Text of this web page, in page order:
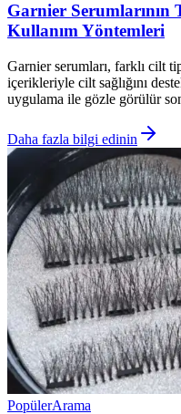
Garnier Serumlarının
Kullanım Yöntemleri
Garnier serumları, farklı cilt
içerikleriyle cilt sağlığını
uygulama ile gözle görülür
Daha fazla bilgi edinin
PopülerArama